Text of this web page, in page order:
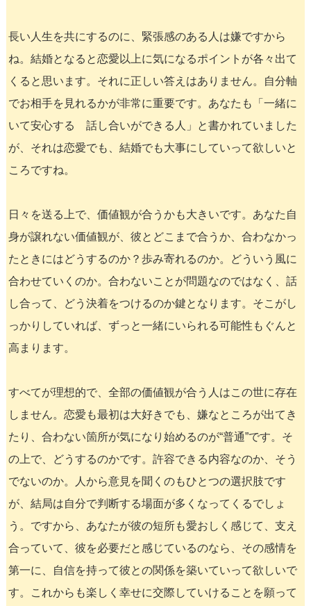
長い人生を共にするのに、緊張感のある人は嫌ですから
ね。結婚となると恋愛以上に気になるポイントが各々出て
くると思います。それに正しい答えはありません。自分軸
でお相手を見れるかが非常に重要です。あなたも「一緒に
いて安心する 話し合いができる人」と書かれていました
が、それは恋愛でも、結婚でも大事にしていって欲しいと
ころですね。
日々を送る上で、価値観が合うかも大きいです。あなた自
身が譲れない価値観が、彼とどこまで合うか、合わなかっ
たときにはどうするのか？歩み寄れるのか。どういう風に
合わせていくのか。合わないことが問題なのではなく、話
し合って、どう決着をつけるのか鍵となります。そこがし
っかりしていれば、ずっと一緒にいられる可能性もぐんと
高まります。
すべてが理想的で、全部の価値観が合う人はこの世に存在
しません。恋愛も最初は大好きでも、嫌なところが出てき
たり、合わない箇所が気になり始めるのが“普通”です。そ
の上で、どうするのかです。許容できる内容なのか、そう
でないのか。人から意見を聞くのもひとつの選択肢です
が、結局は自分で判断する場面が多くなってくるでしょ
う。ですから、あなたが彼の短所も愛おしく感じて、支え
合っていて、彼を必要だと感じているのなら、その感情を
第一に、自信を持って彼との関係を築いていって欲しいで
す。これからも楽しく幸せに交際していけることを願って